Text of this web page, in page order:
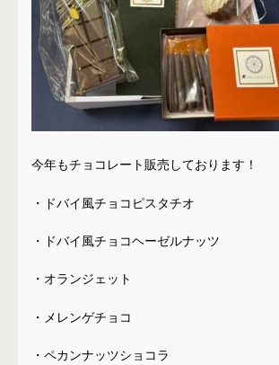
今年もチョコレート販売しております！
・ドバイ風チョコピスタチオ
・ドバイ風チョコヘーゼルナッツ
・オランジェット
・メレンゲチョコ
・ペカンナッツショコラ